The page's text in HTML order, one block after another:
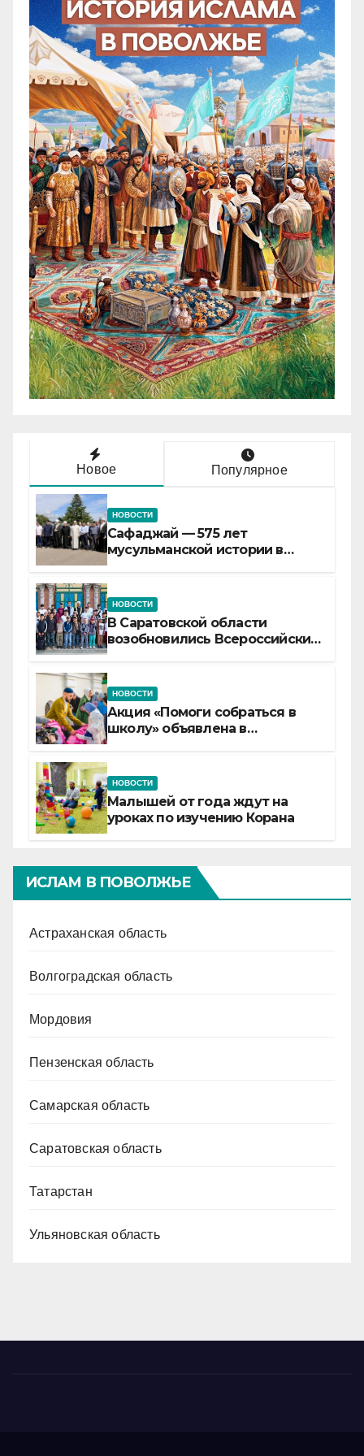
Новое Популярное
НОВОСТИ
Сафаджай — 575 лет
мусульманской истории в
НОВОСТИ
В Саратовской области
возобновились Всероссийские
НОВОСТИ
Акция «Помоги собраться в
школу» объявлена в
НОВОСТИ
Малышей от года ждут на
уроках по изучению Корана
ИСЛАМ В ПОВОЛЖЬЕ
Астраханская область
Волгоградская область
Мордовия
Пензенская область
Самарская область
Саратовская область
Татарстан
Ульяновская область